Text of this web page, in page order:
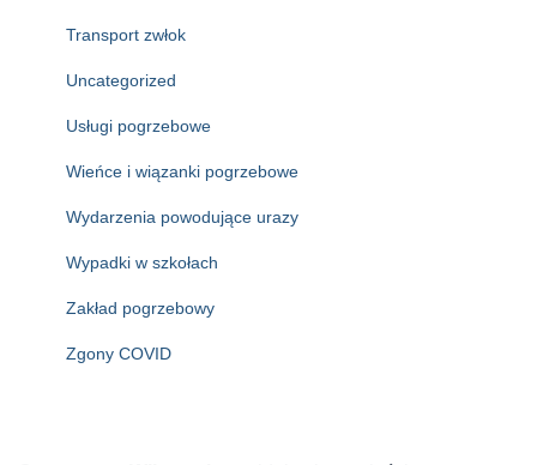
Transport zwłok
Uncategorized
Usługi pogrzebowe
Wieńce i wiązanki pogrzebowe
Wydarzenia powodujące urazy
Wypadki w szkołach
Zakład pogrzebowy
Zgony COVID